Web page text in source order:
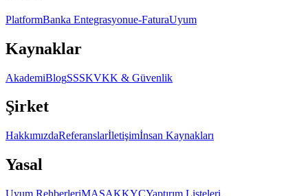
PlatformBanka Entegrasyonue-FaturaUyum
Kaynaklar
AkademiBlogSSSKVKK & Güvenlik
Şirket
HakkımızdaReferanslarİletişimİnsan Kaynakları
Yasal